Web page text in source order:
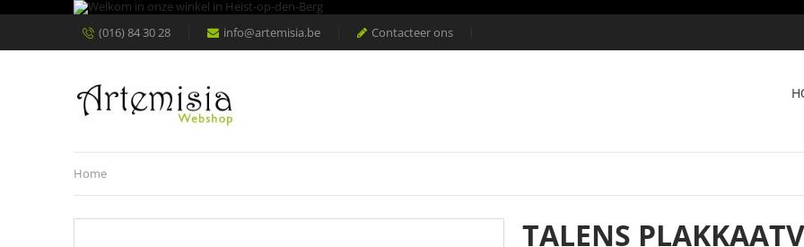
(016) 84 30 28 info@artemisia.be Contacteer ons
Home
TALENS